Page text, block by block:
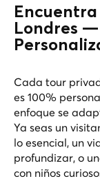
Londres
Cada tour
es 100%
enfoque se
Ya seas un
lo esencial, un
profundizar, o
con niños